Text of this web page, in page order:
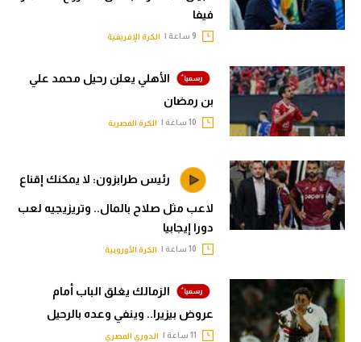
فيفا
الكرة الإفريقية
الأهلي يعلن رحيل محمد علي
بن رمضان
الكرة المصرية
رئيس طرابزون: لا يمكنك إقناع
لاعب مثل صلاح بالمال.. وتريزيجيه لعب
دورا إيجابيا
الكرة الأوروبية
الزمالك يغلق الباب أمام
عروض بيزيرا.. وينفي وعده بالرحيل
الدوري المصري